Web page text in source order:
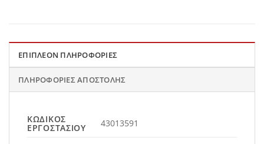
ΕΠΙΠΛΈΟΝ ΠΛΗΡΟΦΟΡΊΕΣ
ΠΛΗΡΟΦΟΡΊΕΣ ΑΠΟΣΤΟΛΉΣ
ΚΩΔΙΚΌΣ
ΕΡΓΟΣΤΑΣΊΟΥ 43013591